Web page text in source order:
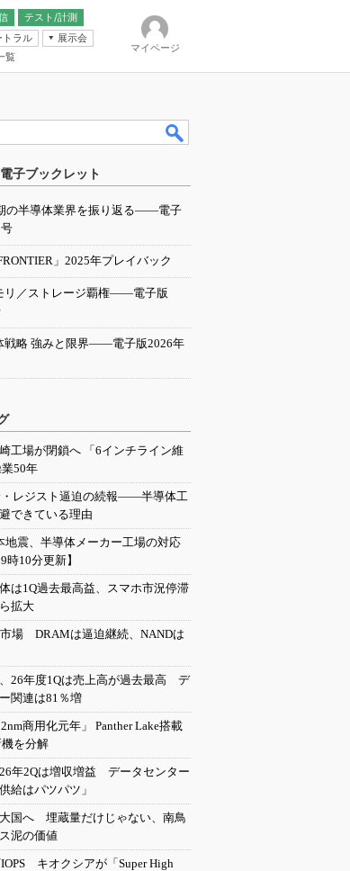
テスト/計測
トラル
展示会
グ
覧
マイページ
子ブックレット
の半導体業界を振り返る――電子
」2025年プレイバック
リ／ストレージ覇権――電子版
戦略 強みと限界――電子版2026年
工場が閉鎖へ 「6インチライン維
50年
・レジスト逼迫の続報――半導体工
できている理由
地震、半導体メーカー工場の対応
時10分更新】
は1Q過去最高益、スマホ市況停滞
拡大
場 DRAMは逼迫継続、NANDは
26年度1Qは売上高が過去最高 デ
関連は81％増
商用化元年」 Panther Lake搭載
を分解
年2Qは増収増益 データセンター
給はパツパツ」
国へ 埋蔵量だけじゃない、南鳥
泥の価値
キオクシアが「Super High